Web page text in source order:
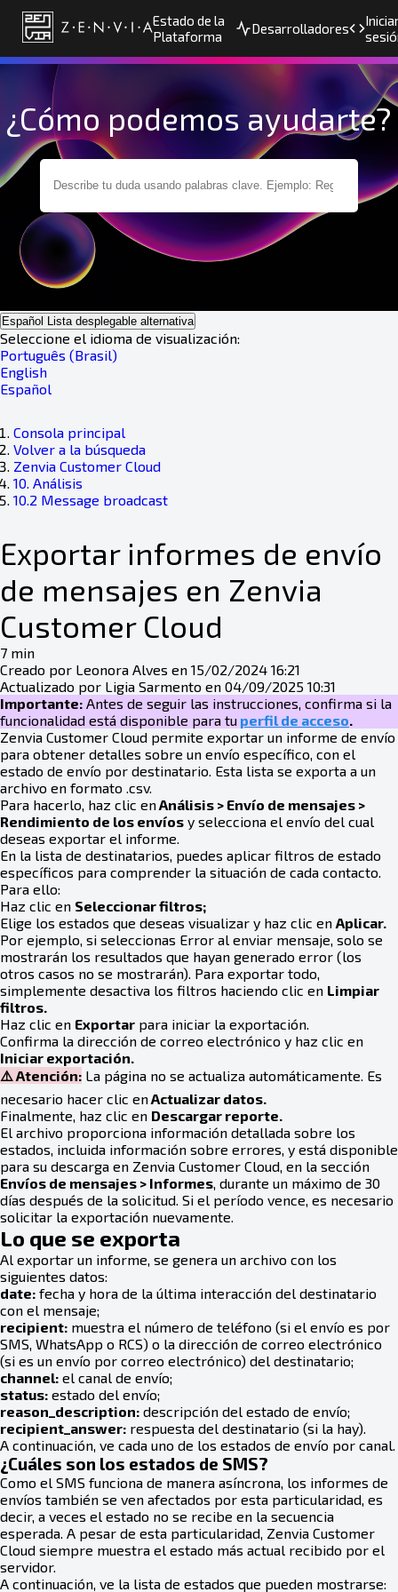
Estado de la
Plataforma
Desarrolladores
¿Cómo podemos ayudarte?
Español Lista desplegable alternativa
Seleccione el idioma de visualización:
Português (Brasil)
English
Español
Consola principal
Volver a la búsqueda
Zenvia Customer Cloud
10. Análisis
10.2 Message broadcast
Exportar informes de envío
de mensajes en Zenvia
Customer Cloud
7 min
Creado por Leonora Alves en 15/02/2024 16:21
Actualizado por Ligia Sarmento en 04/09/2025 10:31
Importante: Antes de seguir las instrucciones, confirma si la
funcionalidad está disponible para tu perfil de acceso.
Zenvia Customer Cloud permite exportar un informe de envío
para obtener detalles sobre un envío específico, con el
estado de envío por destinatario. Esta lista se exporta a un
archivo en formato .csv.
Para hacerlo, haz clic enAnálisis > Envío de mensajes >
Rendimiento de los envíos y selecciona el envío del cual
deseas exportar el informe.
En la lista de destinatarios, puedes aplicar filtros de estado
específicos para comprender la situación de cada contacto.
Para ello:
Haz clic en Seleccionar filtros;
Elige los estados que deseas visualizar y haz clic en Aplicar.
Por ejemplo, si seleccionas Error al enviar mensaje, solo se
mostrarán los resultados que hayan generado error (los
otros casos no se mostrarán). Para exportar todo,
simplemente desactiva los filtros haciendo clic en Limpiar
filtros.
Haz clic en Exportar para iniciar la exportación.
Confirma la dirección de correo electrónico y haz clic en
Iniciar exportación.
⚠️ Atención: La página no se actualiza automáticamente. Es
necesario hacer clic enActualizar datos.
Finalmente, haz clic en Descargar reporte.
El archivo proporciona información detallada sobre los
estados, incluida información sobre errores, y está disponible
para su descarga en Zenvia Customer Cloud, en la sección
Envíos de mensajes > Informes, durante un máximo de 30
días después de la solicitud. Si el período vence, es necesario
solicitar la exportación nuevamente.
Lo que se exporta
Al exportar un informe, se genera un archivo con los
siguientes datos:
date: fecha y hora de la última interacción del destinatario
con el mensaje;
recipient: muestra el número de teléfono (si el envío es por
SMS, WhatsApp o RCS) o la dirección de correo electrónico
(si es un envío por correo electrónico) del destinatario;
channel: el canal de envío;
status: estado del envío;
reason_description: descripción del estado de envío;
recipient_answer: respuesta del destinatario (si la hay).
A continuación, ve cada uno de los estados de envío por canal.
¿Cuáles son los estados de SMS?
Como el SMS funciona de manera asíncrona, los informes de
envíos también se ven afectados por esta particularidad, es
decir, a veces el estado no se recibe en la secuencia
esperada. A pesar de esta particularidad, Zenvia Customer
Cloud siempre muestra el estado más actual recibido por el
servidor.
A continuación, ve la lista de estados que pueden mostrarse: